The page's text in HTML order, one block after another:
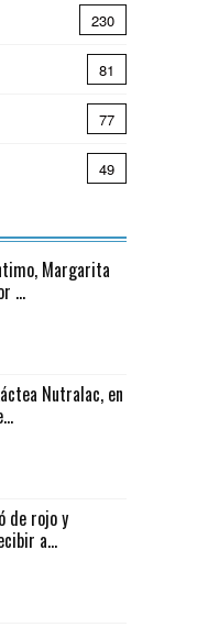
230
81
77
49
Margarita
...
Nutralac, en
de rojo y
a...